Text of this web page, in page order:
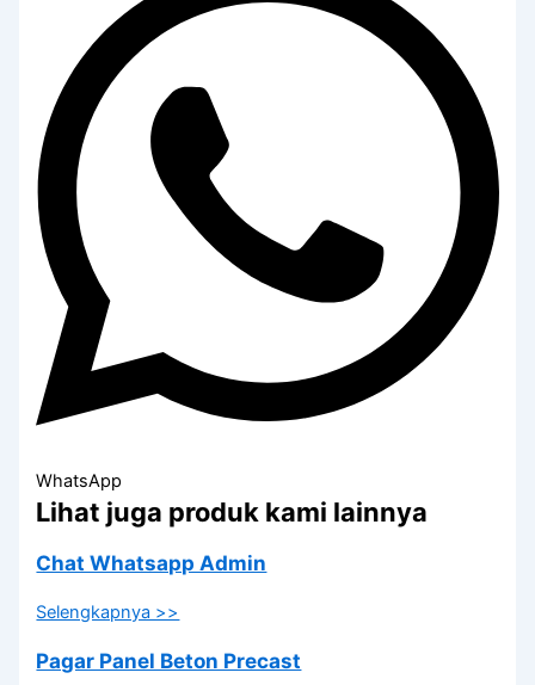
WhatsApp
Lihat juga produk kami lainnya
Chat Whatsapp Admin
Selengkapnya >>
Pagar Panel Beton Precast